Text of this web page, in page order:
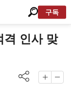
구독
격 인사 맞